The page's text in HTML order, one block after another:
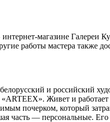
магазине Галереи
работы мастера также
и российский
Живет и
почерком, который
— персональные.